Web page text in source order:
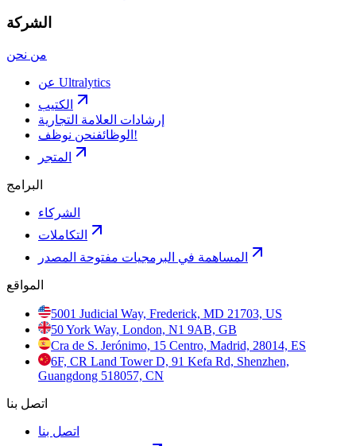
الشركة
من نحن
عن Ultralytics
الكتيب
إرشادات العلامة التجارية
الوظائف نحن نوظف!
المتجر
البرامج
الشركاء
التكاملات
المساهمة في البرمجيات مفتوحة المصدر
المواقع
5001 Judicial Way, Frederick, MD 21703, US
50 York Way, London, N1 9AB, GB
Cra de S. Jerónimo, 15 Centro, Madrid, 28014, ES
6F, CR Land Tower D, 91 Kefa Rd, Shenzhen,
Guangdong 518057, CN
اتصل بنا
اتصل بنا